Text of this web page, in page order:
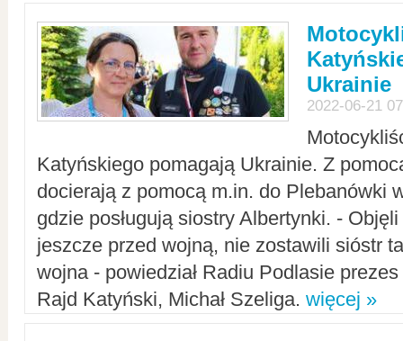
Ukrainie
2022-06-21
Katyńskiego pomagają Ukrainie. Z
docierają z pomocą m.in. do Plebanówki
gdzie posługują siostry Albertynki. -
jeszcze przed wojną, nie zostawili sióstr
wojna - powiedział Radiu Podlasie
Rajd Katyński, Michał Szeliga. więcej »